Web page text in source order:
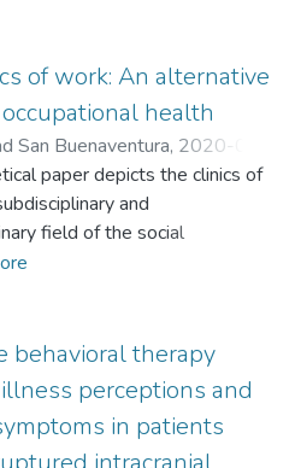
of work: An alternative
health
San Buenaventura, 2020-01-
J.;Malvezzi S.;Mendes A.M.;
Malvezzi S.;Mendes A.M.
EAFIT. Departamento de
;
paper depicts the clinics of
and
field of the social
work and organizations,
perspective in the
context relationship, in
of discomfort, suffering, and
thus, in the mental health
Consequently, it separates
behavioral therapy
perceptions and
in patients